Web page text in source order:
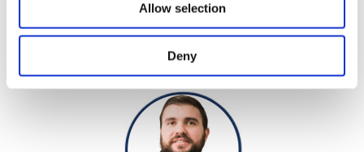
Allow selection
Deny
FEDERICA SOLDA’
federica.solda@vagotex.it